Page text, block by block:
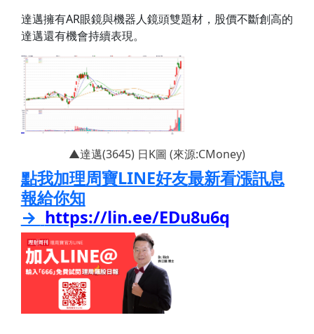
達邁擁有AR眼鏡與機器人鏡頭雙題材，股價不斷創高的
達邁還有機會持續表現。
▲達邁(3645) 日K圖 (來源:CMoney)
點我加理周寶LINE好友最新看漲訊息
報給你知
→ https://lin.ee/EDu8u6q